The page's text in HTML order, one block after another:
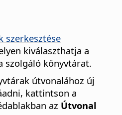
szerkesztése
kiválaszthatja a
szolgáló könyvtárat.
útvonalához új
kattintson a
az Útvonal